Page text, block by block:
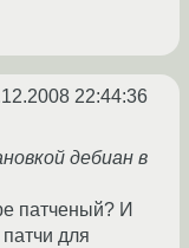
22:44:36
дебиан в
патченый? И
для